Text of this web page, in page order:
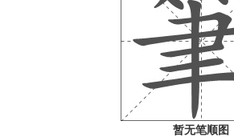
暂无笔顺图